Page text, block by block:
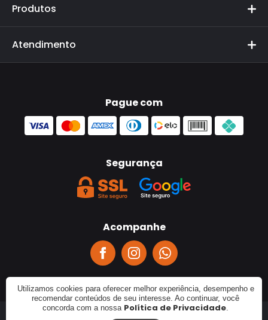
Produtos
Atendimento
Pague com
Segurança
Acompanhe
Utilizamos cookies para oferecer melhor experiência, desempenho e
recomendar conteúdos de seu interesse. Ao continuar, você
concorda com a nossa Política de Privacidade.